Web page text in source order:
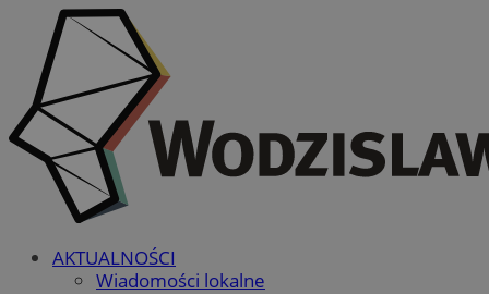
AKTUALNOŚCI
Wiadomości lokalne